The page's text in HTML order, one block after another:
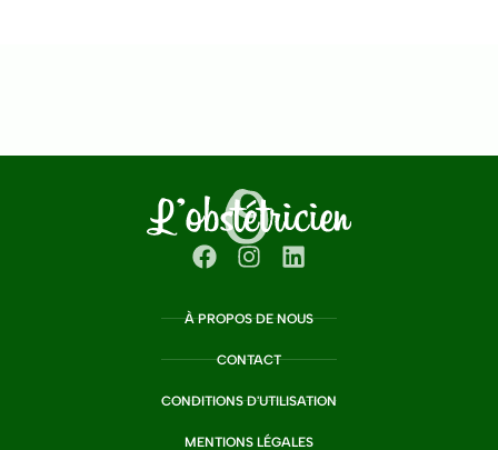
À PROPOS DE NOUS
CONTACT
CONDITIONS D'UTILISATION
MENTIONS LÉGALES